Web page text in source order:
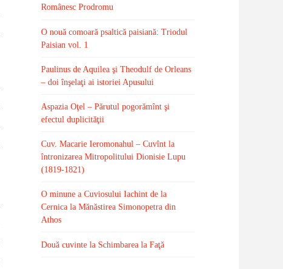
Românesc Prodromu
O nouă comoară psaltică paisiană: Triodul
Paisian vol. 1
Paulinus de Aquilea şi Theodulf de Orleans
– doi înşelaţi ai istoriei Apusului
Aspazia Oţel – Părutul pogorămînt şi
efectul duplicităţii
Cuv. Macarie Ieromonahul – Cuvînt la
întronizarea Mitropolitului Dionisie Lupu
(1819-1821)
O minune a Cuviosului Iachint de la
Cernica la Mănăstirea Simonopetra din
Athos
Două cuvinte la Schimbarea la Faţă